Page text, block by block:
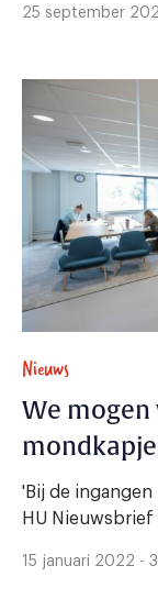
25 september
Nieuws
We mogen
'Bij de
HU
15 januari 2022 -